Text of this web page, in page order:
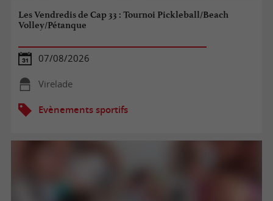
Les Vendredis de Cap 33 : Tournoi Pickleball/Beach
Volley/Pétanque
07/08/2026
Virelade
Evènements sportifs